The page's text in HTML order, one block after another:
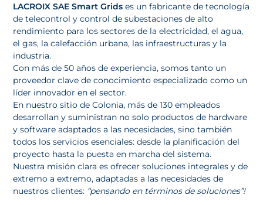
LACROIX SAE Smart Grids es un fabricante de tecnología
de telecontrol y control de subestaciones de alto
rendimiento para los sectores de la electricidad, el agua,
el gas, la calefacción urbana, las infraestructuras y la
industria.
Con más de 50 años de experiencia, somos tanto un
proveedor clave de conocimiento especializado como un
líder innovador en el sector.
En nuestro sitio de Colonia, más de 130 empleados
desarrollan y suministran no solo productos de hardware
y software adaptados a las necesidades, sino también
todos los servicios esenciales: desde la planificación del
proyecto hasta la puesta en marcha del sistema.
Nuestra misión clara es ofrecer soluciones integrales y de
extremo a extremo, adaptadas a las necesidades de
nuestros clientes: “pensando en términos de soluciones”!